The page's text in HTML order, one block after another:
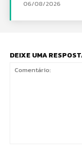
06/08/2026
DEIXE UMA